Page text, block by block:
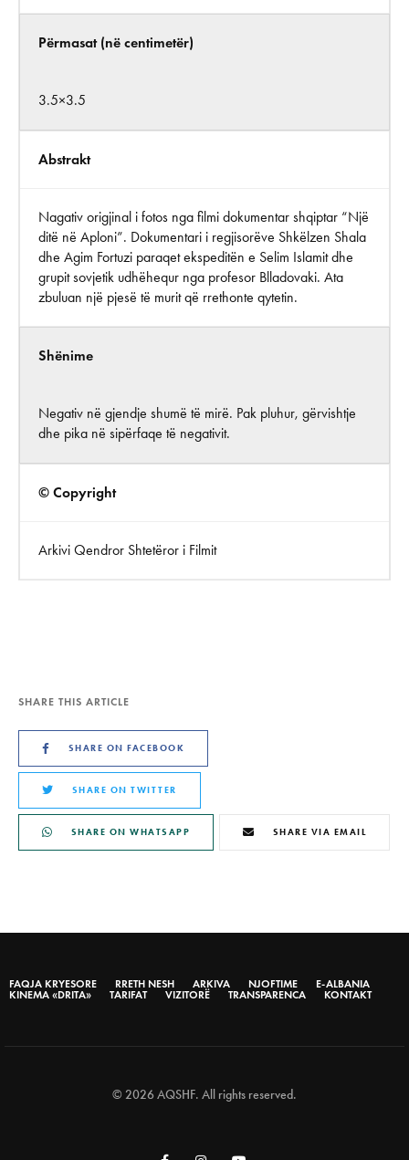
Përmasat (në centimetër)
3.5×3.5
Abstrakt
Nagativ origjinal i fotos nga filmi dokumentar shqiptar “Një
ditë në Aploni”. Dokumentari i regjisorëve Shkëlzen Shala
dhe Agim Fortuzi paraqet ekspeditën e Selim Islamit dhe
grupit sovjetik udhëhequr nga profesor Blladovaki. Ata
zbuluan një pjesë të murit që rrethonte qytetin.
Shënime
Negativ në gjendje shumë të mirë. Pak pluhur, gërvishtje
dhe pika në sipërfaqe të negativit.
© Copyright
Arkivi Qendror Shtetëror i Filmit
SHARE THIS ARTICLE
SHARE ON FACEBOOK
SHARE ON TWITTER
SHARE ON WHATSAPP SHARE VIA EMAIL
FAQJA KRYESORE RRETH NESH ARKIVA NJOFTIME
E-ALBANIA
KINEMA «DRITA»
TARIFAT VIZITORË TRANSPARENCA KONTAKT
© 2026 AQSHF. All rights reserved.